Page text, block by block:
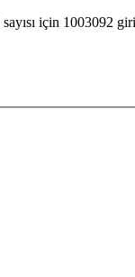
için 1003092